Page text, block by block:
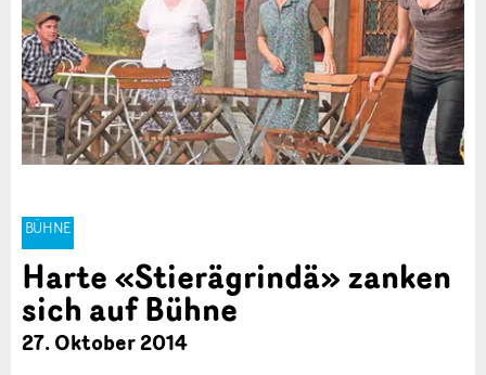
BÜHNE
Harte «Stierägrindä» zanken
sich auf Bühne
27. Oktober 2014